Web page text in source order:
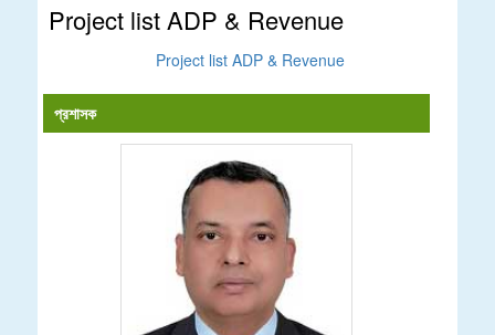
Project list ADP & Revenue
Project list ADP & Revenue
প্রশাসক